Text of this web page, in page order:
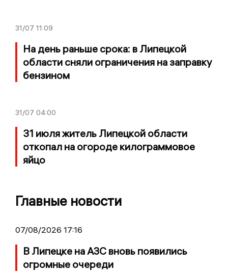
31/07 11:09
На день раньше срока: в Липецкой
области сняли ограничения на заправку
бензином
31/07 04:00
31 июля житель Липецкой области
откопал на огороде килограммовое
яйцо
Главные новости
07/08/2026 17:16
В Липецке на АЗС вновь появились
огромные очереди